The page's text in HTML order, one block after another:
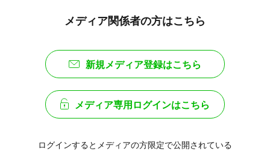
メディア関係者の方はこちら
新規メディア登録はこちら
メディア専用ログインはこちら
ログインするとメディアの方限定で公開されている